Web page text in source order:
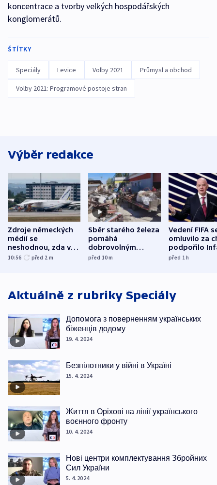
koncentrace a tvorby velkých hospodářských
konglomerátů.
ŠTÍTKY
Speciály Levice Volby 2021 Průmysl a obchod
Volby 2021: Programové postoje stran
Výběr redakce
Zdroje německých
médií se
neshodnou, zda v
letadle ohroženém
10:56 před 2 m
Sběr starého železa
pomáhá
dobrovolným
hasičům financovat
před 10m
Vedení FIFA
omluvilo za
podpořilo
UEFA trvá na
před 1h
Aktuálně z rubriky Speciály
Допомога з поверненням українських
біженців додому
19. 4. 2024
Безпілотники у війні в Україні
15. 4. 2024
Життя в Оріхові на лінії українського
воєнного фронту
10. 4. 2024
Нові центри комплектування Збройних
Сил України
5. 4. 2024